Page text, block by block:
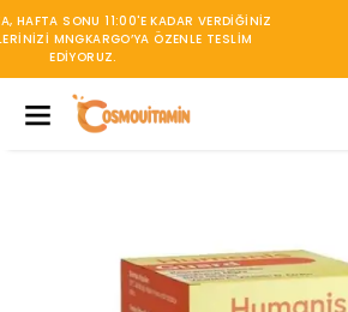
450TL ÜZERİ KARGO